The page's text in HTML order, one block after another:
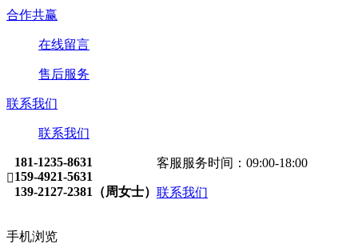
合作共赢
在线留言
售后服务
联系我们
联系我们

181-1235-8631
159-4921-5631
139-2127-2381（周女士）
客服服务时间：09:00-18:00
联系我们
手机浏览